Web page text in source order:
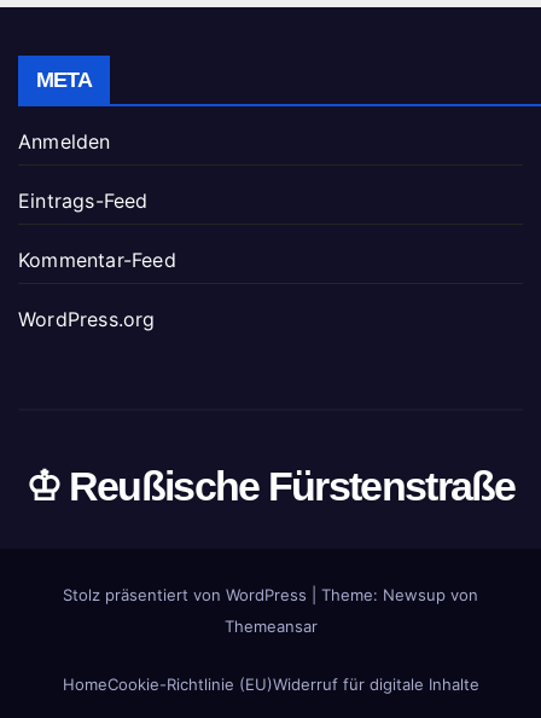
META
Anmelden
Eintrags-Feed
Kommentar-Feed
WordPress.org
♔ Reußische Fürstenstraße
Stolz präsentiert von WordPress
Theme: Newsup von
Themeansar
HomeCookie-Richtlinie (EU)Widerruf für digitale Inhalte